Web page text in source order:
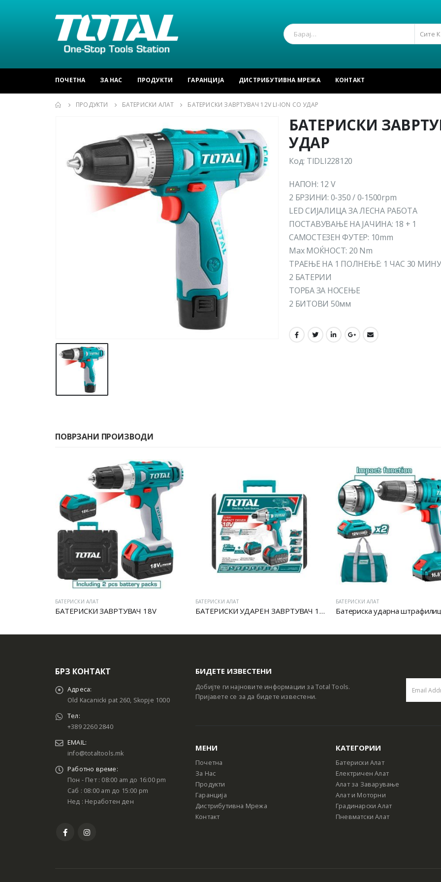
Сите
ПОЧЕТНА ЗА НАС ПРОДУКТИ ГАРАНЦИЈА ДИСТРИБУТИВНА МРЕЖА КОНТАКТ
ПРОДУКТИ БАТЕРИСКИ АЛАТ БАТЕРИСКИ ЗАВРТУВАЧ 12V LI-ION СО УДАР
БАТЕРИСКИ
УДАР
Код: TIDLI228120
НАПОН: 12 V
2 БРЗИНИ: 0-350 / 0-1500rpm
LED СИЈАЛИЦА ЗА ЛЕСНА РАБОТА
ПОСТАВУВАЊЕ НА ЈАЧИНА: 18 + 1
САМОСТЕЗЕН ФУТЕР: 10mm
Max МОЌНОСТ: 20 Nm
ТРАЕЊЕ НА 1 ПОЛНЕЊЕ: 1 ЧАС 30
2 БАТЕРИИ
ТОРБА ЗА НОСЕЊЕ
2 БИТОВИ 50мм
ПОВРЗАНИ ПРОИЗВОДИ
ЗАВРТУВАЧ 18V БАТЕРИСКИ УДАРЕН ЗАВРТУВАЧ 18V Батериска ударна штрафилица Батериска
БРЗ КОНТАКТ
Адреса:
Old Kacanicki pat 260, Skopje 1000
Тел:
+389 2260 2840
EMAIL:
info@totaltools.mk
Работно време:
Пон - Пет : 08:00 am до 16:00 pm
Саб : 08:00 am до 15:00 pm
Нед : Неработен ден
БИДЕТЕ ИЗВЕСТЕНИ
Добијте ги најновите информации за Total Tools.
Пријавете се за да бидете известени.
МЕНИ
Почетна
За Нас
Продукти
Гаранција
Дистрибутивна Мрежа
Контакт
КАТЕГОРИИ
Батериски Алат
Електричен Алат
Алат за Заварување
Алат и Моторни
Градинарски Алат
Пневматски Алат